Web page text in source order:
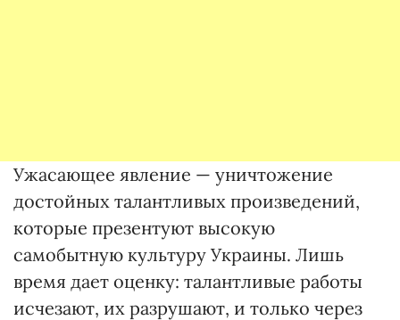
Ужасающее явление — уничтожение
достойных талантливых произведений,
которые презентуют высокую
самобытную культуру Украины. Лишь
время дает оценку: талантливые работы
исчезают, их разрушают, и только через